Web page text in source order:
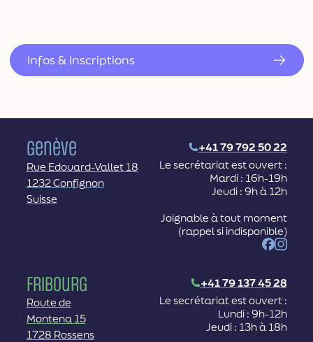
Infos & Inscriptions
Genève
+41 79 792 50 22
Rue Edouard-Vallet 18
1232 Confignon
Suisse
Le secrétariat est ouvert :
Mardi : 16h-19h
Jeudi : 9h à 12h
Joignable à tout moment
(rappel si indisponible)
Facebook
Fribourg
+41 79 137 45 28
Route de
Montena 15
1728 Rossens
Le secrétariat est ouvert :
Lundi : 9h-12h
Jeudi : 13h à 18h